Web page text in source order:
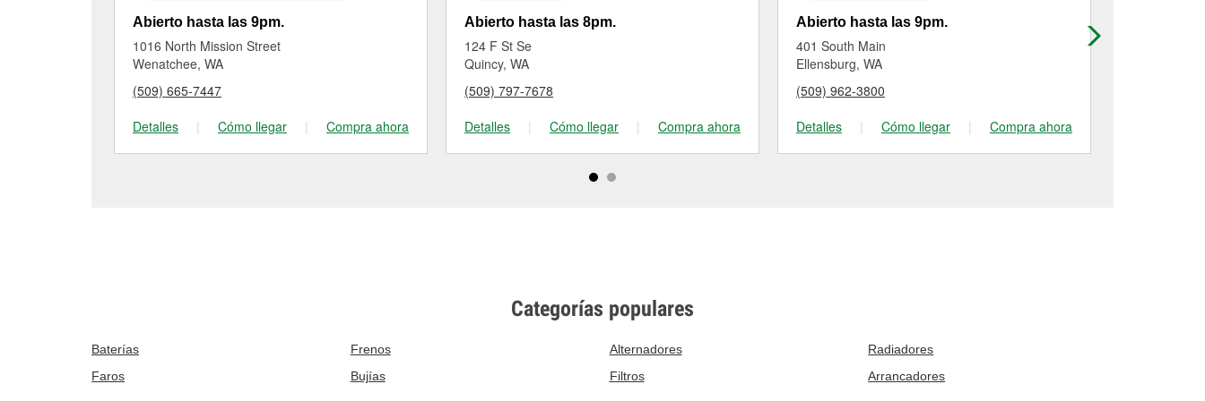
Abierto hasta las 9pm.
1016 North Mission Street
Wenatchee, WA
(509) 665-7447
Detalles
| Cómo llegar | Compra ahora
Abierto hasta las 8pm.
124 F St Se
Quincy, WA
(509) 797-7678
Detalles
| Cómo llegar | Compra ahora
Abierto hasta las 9pm.
401 South Main
Ellensburg, WA
(509) 962-3800
Detalles
| Cómo llegar | Compra ahora
Categorías populares
Baterías Frenos Alternadores
Radiadores
Faros
Bujías Filtros Arrancadores